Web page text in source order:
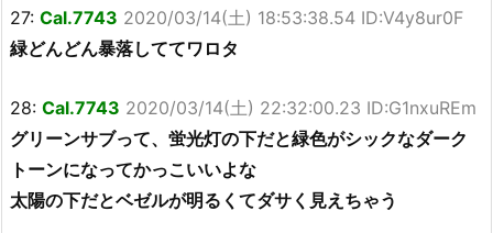
27: Cal.7743 2020/03/14(土) 18:53:38.54 ID:V4y8ur0F
緑どんどん暴落しててワロタ
28: Cal.7743 2020/03/14(土) 22:32:00.23 ID:G1nxuREm
グリーンサブって、蛍光灯の下だと緑色がシックなダーク
トーンになってかっこいいよな
太陽の下だとベゼルが明るくてダサく見えちゃう